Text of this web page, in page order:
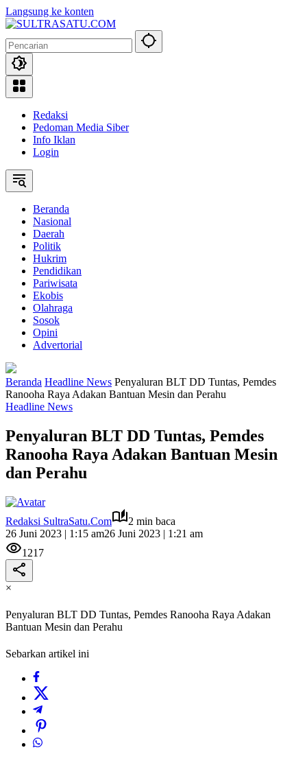
Langsung ke konten
Redaksi
Pedoman Media Siber
Info Iklan
Login
Beranda
Nasional
Daerah
Politik
Hukrim
Pendidikan
Pariwisata
Ekobis
Olahraga
Sosok
Opini
Advertorial
Beranda Headline News Penyaluran BLT DD Tuntas, Pemdes
Ranooha Raya Adakan Bantuan Mesin dan Perahu
Headline News
Penyaluran BLT DD Tuntas, Pemdes
Ranooha Raya Adakan Bantuan Mesin
dan Perahu
Redaksi SultraSatu.Com
2 min baca
26 Juni 2023 | 1:15 am26 Juni 2023 | 1:21 am
1217
×
Penyaluran BLT DD Tuntas, Pemdes Ranooha Raya Adakan
Bantuan Mesin dan Perahu
Sebarkan artikel ini